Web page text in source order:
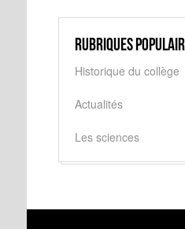
Rubriques
Historique du collège
Actualités
Les sciences